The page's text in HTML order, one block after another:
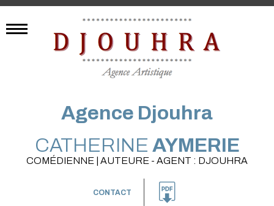
Agence Djouhra
CATHERINE AYMERIE
COMÉDIENNE | AUTEURE - AGENT : DJOUHRA
CONTACT